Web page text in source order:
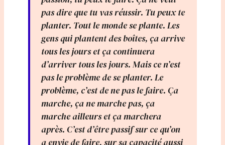
pas dire que tu vas réussir. Tu peux te
planter. Tout le monde se plante. Les
gens qui plantent des boîtes, ça arrive
tous les jours et ça continuera
d’arriver tous les jours. Mais ce n’est
pas le problème de se planter. Le
problème, c’est de ne pas le faire. Ça
marche, ça ne marche pas, ça
marche ailleurs et ça marchera
après. C’est d’être passif sur ce qu’on
a envie de faire, sur sa capacité aussi